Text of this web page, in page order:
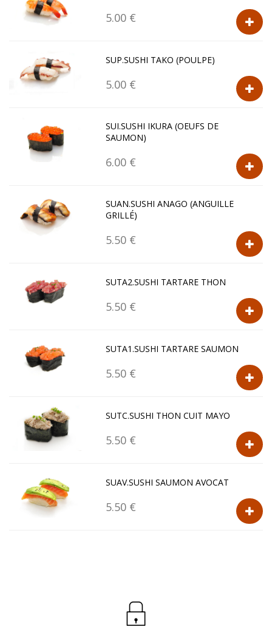
5.00 €
SUP.SUSHI TAKO (POULPE)
5.00 €
SUI.SUSHI IKURA (OEUFS DE
SAUMON)
6.00 €
SUAN.SUSHI ANAGO (ANGUILLE
GRILLÉ)
5.50 €
SUTA2.SUSHI TARTARE THON
5.50 €
SUTA1.SUSHI TARTARE SAUMON
5.50 €
SUTC.SUSHI THON CUIT MAYO
5.50 €
SUAV.SUSHI SAUMON AVOCAT
5.50 €